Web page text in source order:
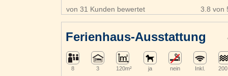
von 31 Kunden bewertet 3.8 von
Ferienhaus-Ausstattung
8 3 120m² ja nein Inkl.